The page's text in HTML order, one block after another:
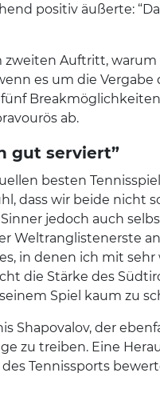
positiv äußerte:
Auftritt,
es um die Vergabe
ab.
gut serviert”
besten
dass wir beide nicht
jedoch auch
Weltranglistenerste
in denen ich mit
die Stärke des
Spiel kaum zu
Shapovalov, der
zu treiben. Eine
Tennissports